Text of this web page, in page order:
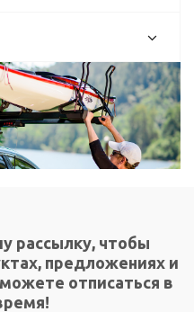
рассылку, чтобы
предложениях и
отписаться в